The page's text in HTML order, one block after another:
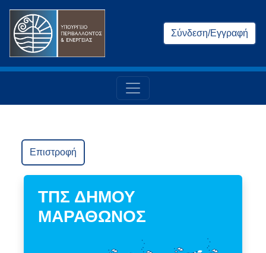
Σύνδεση/Εγγραφή
Επιστροφή
ΤΠΣ ΔΗΜΟΥ
ΜΑΡΑΘΩΝΟΣ